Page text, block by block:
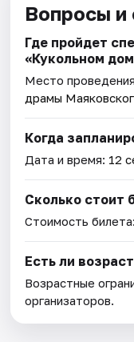
Вопросы и
Где пройдет
«Кукольном
Место
драмы
Когда
Дата и время: 12
Сколько стоит
Стоимость
Есть ли
Возрастные
организаторов.